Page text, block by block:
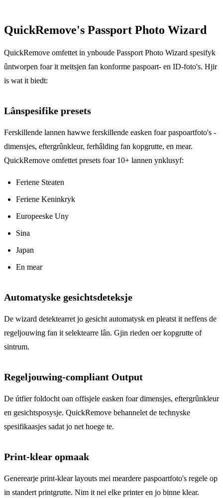
QuickRemove's Passport Photo Wizard
QuickRemove omfettet in ynboude Passport Photo Wizard spesifyk
ûntworpen foar it meitsjen fan konforme paspoart- en ID-foto's. Hjir
is wat it biedt:
Lânspesifike presets
Ferskillende lannen hawwe ferskillende easken foar paspoartfoto's -
dimensjes, eftergrûnkleur, ferhâlding fan kopgrutte, en mear.
QuickRemove omfettet presets foar 10+ lannen ynklusyf:
Feriene Steaten
Feriene Keninkryk
Europeeske Uny
Sina
Japan
En mear
Automatyske gesichtsdeteksje
De wizard detektearret jo gesicht automatysk en pleatst it neffens de
regeljouwing fan it selektearre lân. Gjin rieden oer kopgrutte of
sintrum.
Regeljouwing-compliant Output
De útfier foldocht oan offisjele easken foar dimensjes, eftergrûnkleur
en gesichtsposysje. QuickRemove behannelet de technyske
spesifikaasjes sadat jo net hoege te.
Print-klear opmaak
Generearje print-klear layouts mei meardere paspoartfoto's regele op
in standert printgrutte. Nim it nei elke printer en jo binne klear.